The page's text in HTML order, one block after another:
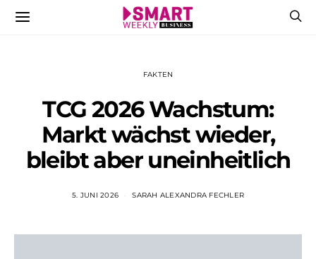
FAKTEN
TCG 2026 Wachstum:
Markt wächst wieder,
bleibt aber uneinheitlich
5. JUNI 2026 SARAH ALEXANDRA FECHLER